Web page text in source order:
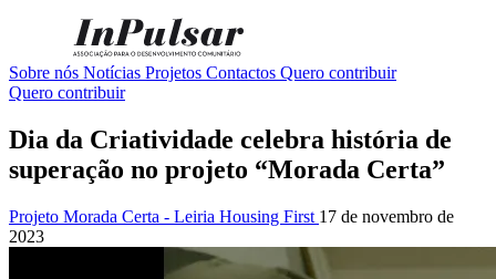
Sobre nós Notícias Projetos Contactos Quero contribuir
Quero contribuir
Dia da Criatividade celebra história de
superação no projeto “Morada Certa”
Projeto Morada Certa - Leiria Housing First 17 de novembro de
2023